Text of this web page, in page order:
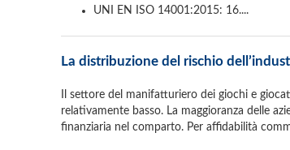
UNI EN ISO 14001:2015: 16....
La distribuzione del rischio
Il settore del manifatturiero dei giochi e
relativamente basso. La maggioranza delle
finanziaria nel comparto. Per affidabilità